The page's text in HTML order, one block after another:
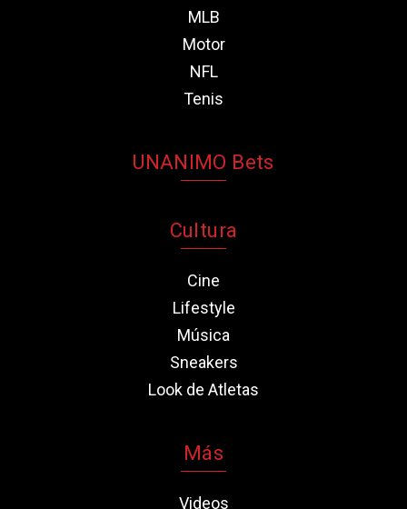
MLB
Motor
NFL
Tenis
UNANIMO Bets
Cultura
Cine
Lifestyle
Música
Sneakers
Look de Atletas
Más
Videos